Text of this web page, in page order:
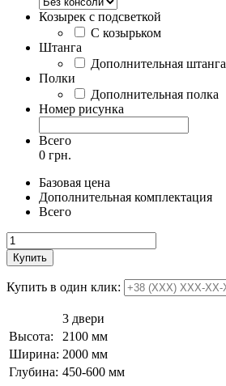
Козырек с подсветкой
С козырьком
Штанга
Дополнительная штанга
Полки
Дополнительная полка
Номер рисунка
Всего
0 грн.
Базовая цена
Дополнительная комплектация
Всего
Купить
Купить в один клик:
3 двери
Высота:
2100 мм
Ширина: 2000 мм
Глубина: 450-600 мм